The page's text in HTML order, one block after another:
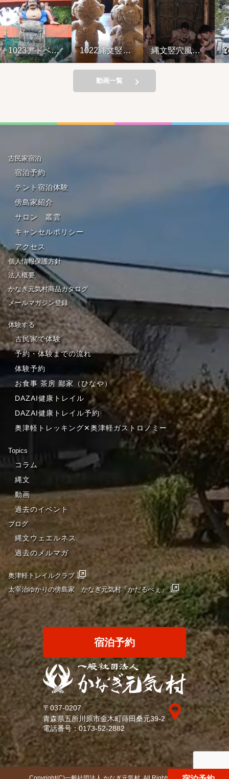
1023アドベン
チャーライド&
1022縄文竪穴
風住居設営と
縄文竪穴風住
居設営と縄文
動画一覧
古民家宿泊
宿泊予約
テント宿泊体験
傍島家紹介
サロン 叢雲
キャンセルポリシー
アクセス
個人情報保護方針
法人概要
かなぎ元気村商品カタログ
メールマガジン登録
体験する
古民家で体験
予約・体験までの流れ
体験予約
お食事 茶房 鄙家（ひなや）
DAZAI健康トレイル
DAZAI健康トレイル予約
奥津軽トレッキング✕奥津軽ガストロノミー
Topics
コラム
縄文
動画
過去のイベント
ブログ
縄文ウェエルネス
過去のメルマガ
奥津軽トレイルクラブ
太宰治ゆかりの傍島家 かなぎ元気村「かだるべぇ」
宿泊予約
〒037-0207
青森県五所川原市金木町蒔田桑元39-2
電話番号：0173-52-2882